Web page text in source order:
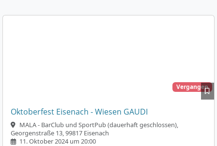
Vergangen
Oktoberfest Eisenach - Wiesen GAUDI
MALA - BarClub und SportPub (dauerhaft geschlossen),
Georgenstraße 13, 99817 Eisenach
11. Oktober 2024 um 20:00